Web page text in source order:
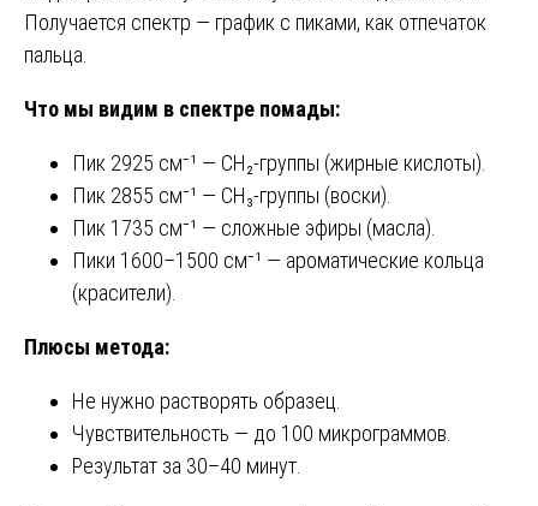
Получается спектр — график с пиками, как отпечаток
пальца.
Что мы видим в спектре помады:
Пик 2925 см⁻¹ — CH₂-группы (жирные кислоты).
Пик 2855 см⁻¹ — CH₃-группы (воски).
Пик 1735 см⁻¹ — сложные эфиры (масла).
Пики 1600–1500 см⁻¹ — ароматические кольца
(красители).
Плюсы метода:
Не нужно растворять образец.
Чувствительность — до 100 микрограммов.
Результат за 30–40 минут.